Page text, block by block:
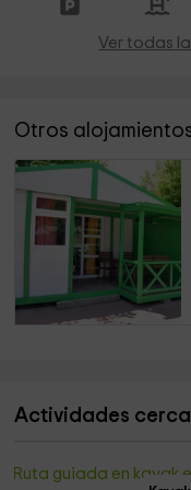
Ver todas
Otros
Actividades